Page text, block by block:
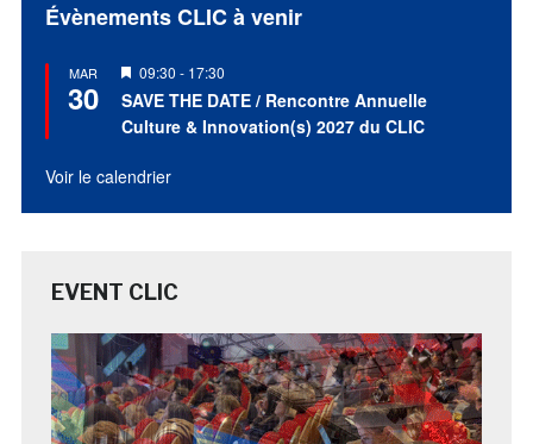
Évènements CLIC à venir
MAR
30
Mis
en
avant
09:30 - 17:30
SAVE THE DATE / Rencontre Annuelle
Culture & Innovation(s) 2027 du CLIC
Voir le calendrier
EVENT CLIC